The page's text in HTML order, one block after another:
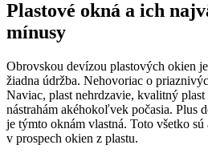
Plastové okná a ich
mínusy
Obrovskou devízou plastových okien
žiadna údržba. Nehovoriac o
Naviac, plast nehrdzavie, kvalitný
nástrahám akéhokoľvek počasia. Plus
je týmto oknám vlastná. Toto všetko
v prospech okien z plastu.